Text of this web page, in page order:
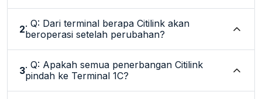
2. Q: Dari terminal berapa Citilink akan
beroperasi setelah perubahan?
3. Q: Apakah semua penerbangan Citilink
pindah ke Terminal 1C?